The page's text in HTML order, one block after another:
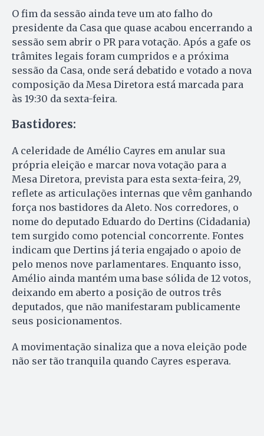
O fim da sessão ainda teve um ato falho do
presidente da Casa que quase acabou encerrando a
sessão sem abrir o PR para votação. Após a gafe os
trâmites legais foram cumpridos e a próxima
sessão da Casa, onde será debatido e votado a nova
composição da Mesa Diretora está marcada para
às 19:30 da sexta-feira.
Bastidores:
A celeridade de Amélio Cayres em anular sua
própria eleição e marcar nova votação para a
Mesa Diretora, prevista para esta sexta-feira, 29,
reflete as articulações internas que vêm ganhando
força nos bastidores da Aleto. Nos corredores, o
nome do deputado Eduardo do Dertins (Cidadania)
tem surgido como potencial concorrente. Fontes
indicam que Dertins já teria engajado o apoio de
pelo menos nove parlamentares. Enquanto isso,
Amélio ainda mantém uma base sólida de 12 votos,
deixando em aberto a posição de outros três
deputados, que não manifestaram publicamente
seus posicionamentos.
A movimentação sinaliza que a nova eleição pode
não ser tão tranquila quando Cayres esperava.